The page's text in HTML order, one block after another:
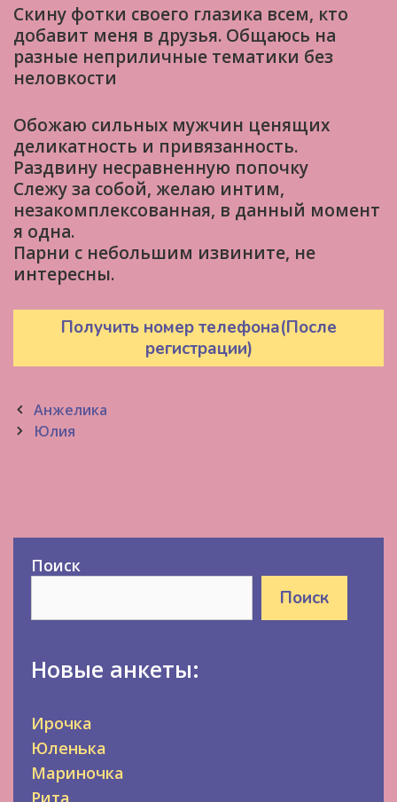
Скину фотки своего глазика всем, кто
добавит меня в друзья. Общаюсь на
разные неприличные тематики без
неловкости
Обожаю сильных мужчин ценящих
деликатность и привязанность.
Раздвину несравненную попочку
Слежу за собой, желаю интим,
незакомплексованная, в данный момент
я одна.
Парни с небольшим извините, не
интересны.
Получить номер телефона(После
регистрации)
Post
navigation
Анжелика
Юлия
Поиск
Поиск
Новые анкеты:
Ирочка
Юленька
Мариночка